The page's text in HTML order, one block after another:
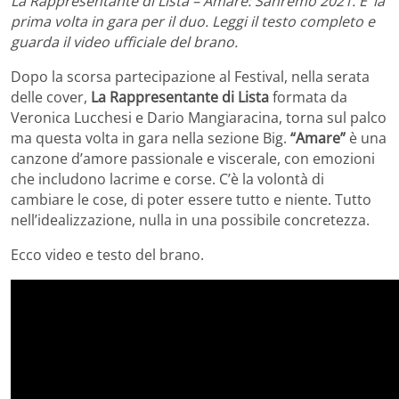
prima volta in gara per il duo. Leggi il testo completo e
guarda il video ufficiale del brano.
Dopo la scorsa partecipazione al Festival, nella serata
delle cover, La Rappresentante di Listaformata da
Veronica Lucchesi e Dario Mangiaracina, torna sul palco
ma questa volta in gara nella sezione Big. “Amare” è una
canzone d’amore passionale e viscerale, con emozioni
che includono lacrime e corse. C’è la volontà di
cambiare le cose, di poter essere tutto e niente. Tutto
nell’idealizzazione, nulla in una possibile concretezza.
Ecco video e testo del brano.